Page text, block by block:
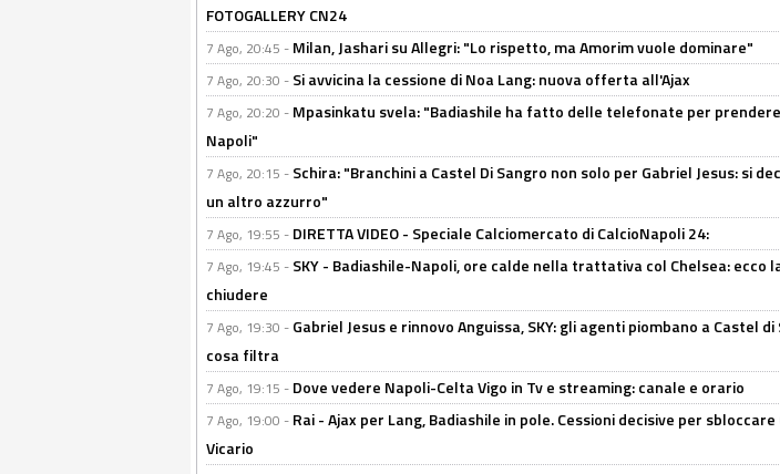
FOTOGALLERY CN24
7 Ago, 20:45 - Milan, Jashari su Allegri: "Lo rispetto, ma Amorim vuole dominare"
7 Ago, 20:30 - Si avvicina la cessione di Noa Lang: nuova offerta all'Ajax
7 Ago, 20:20 - Mpasinkatu svela: "Badiashile ha fatto delle telefonate per
Napoli"
7 Ago, 20:15 - Schira: "Branchini a Castel Di Sangro non solo per Gabriel Jesus: si
un altro azzurro"
7 Ago, 19:55 - DIRETTA VIDEO - Speciale Calciomercato di CalcioNapoli 24:
7 Ago, 19:45 - SKY - Badiashile-Napoli, ore calde nella trattativa col Chelsea: ecco
chiudere
7 Ago, 19:30 - Gabriel Jesus e rinnovo Anguissa, SKY: gli agenti piombano a Castel di
cosa filtra
7 Ago, 19:15 - Dove vedere Napoli-Celta Vigo in Tv e streaming: canale e orario
7 Ago, 19:00 - Rai - Ajax per Lang, Badiashile in pole. Cessioni decisive per sbloccare
Vicario